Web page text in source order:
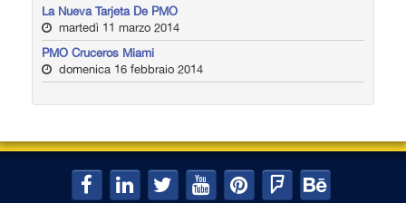
La Nueva Tarjeta De PMO
martedì 11 marzo 2014
PMO Cruceros Miami
domenica 16 febbraio 2014